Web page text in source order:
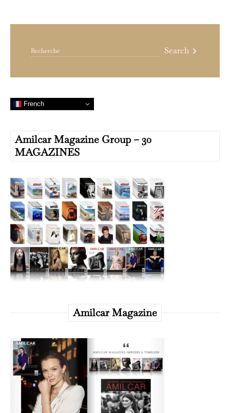
Search
French
Amilcar Magazine Group – 30
MAGAZINES
Amilcar Magazine